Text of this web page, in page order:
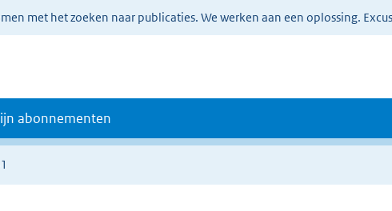
met het zoeken naar publicaties. We werken aan een oplossing.
abonnementen